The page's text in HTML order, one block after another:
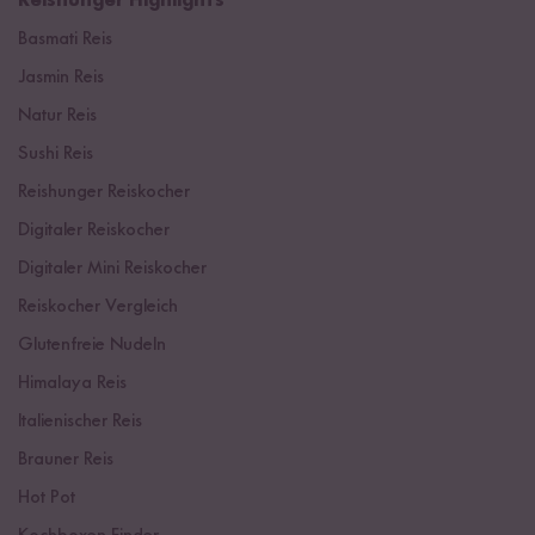
Basmati Reis
Jasmin Reis
Natur Reis
Sushi Reis
Reishunger Reiskocher
Digitaler Reiskocher
Digitaler Mini Reiskocher
Reiskocher Vergleich
Glutenfreie Nudeln
Himalaya Reis
Italienischer Reis
Brauner Reis
Hot Pot